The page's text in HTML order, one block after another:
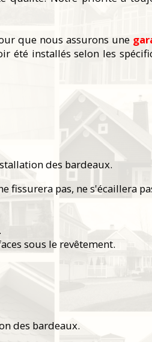
que nous assurons une
été installés selon les
des bardeaux.
ne fissurera pas, ne s'écaillera
sous le revêtement.
des bardeaux.